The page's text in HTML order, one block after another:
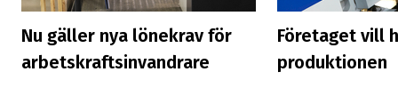
Nu gäller nya lönekrav för
arbetskraftsinvandrare
Företaget vill
produktionen